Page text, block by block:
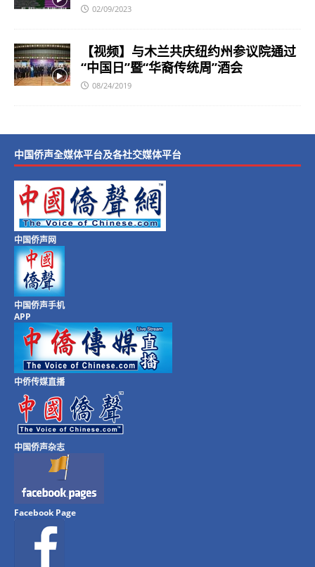
02/09/2023
【视频】与木兰共庆纽约州参议院通过
“中国日”暨“华裔传统周”酒会
08/24/2019
中国侨声全媒体平台及各社交媒体平台
中国侨声网
中国侨声手机
APP
中侨传媒直播
中国侨声杂志
Facebook Page